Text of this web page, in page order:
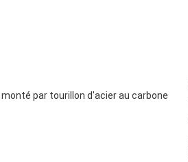
par tourillon d'acier au carbone